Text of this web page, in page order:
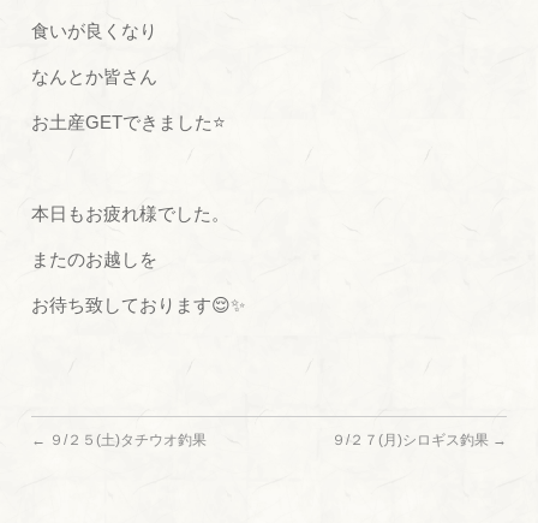
食いが良くなり
なんとか皆さん
お土産GETできました⭐
本日もお疲れ様でした。
またのお越しを
お待ち致しております😌✨
← ９/２５(土)タチウオ釣果 ９/２７(月)シロギス釣果 →